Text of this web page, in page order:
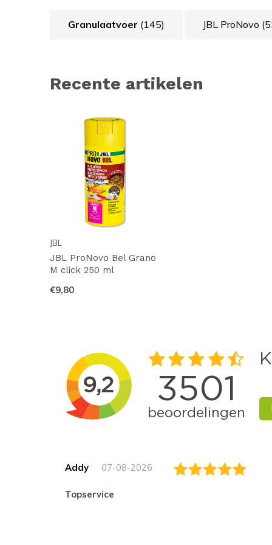
Granulaatvoer (145) JBL ProNovo
Recente artikelen
JBL
JBL ProNovo Bel Grano
M click 250 ml
€9,80
Addy 07-08-2026
topservice